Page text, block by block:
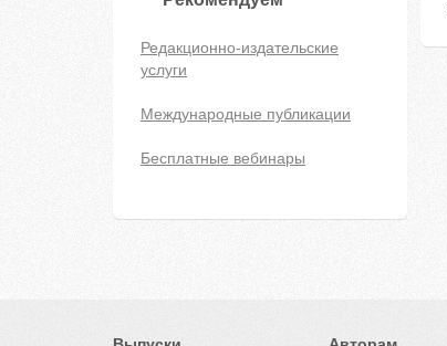
Редакционно-издательские
услуги
Международные публикации
Бесплатные вебинары